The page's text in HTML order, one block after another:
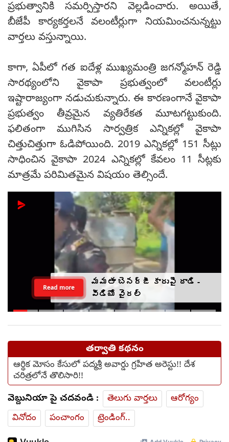
ప్రభుత్వానికి సమర్పిస్తారని వెల్లడించారు. అయితే,
బీజేపీ కార్యకర్తలనే వలంటీర్లుగా నియమించనున్నట్టు
వార్తలు వస్తున్నాయి.
కాగా, ఏపీలో గత ఐదేళ్ల ముఖ్యమంత్రి జగన్మోహన్ రెడ్డి
సారథ్యంలోని వైకాపా ప్రభుత్వంలో వలంటీర్లు
ఇష్టారాజ్యంగా నడుచుకున్నారు. ఈ కారణంగానే వైకాపా
ప్రభుత్వం తీవ్రమైన వ్యతిరేకత మూటగట్టుకుంది.
ఫలితంగా ముగిసిన సార్వత్రిక ఎన్నికల్లో వైకాపా
చిత్తుచిత్తుగా ఓడిపోయింది. 2019 ఎన్నికల్లో 151 సీట్లు
సాధించిన వైకాపా 2024 ఎన్నికల్లో కేవలం 11 సీట్లకు
మాత్రమే పరిమితమైన విషయం తెల్సిందే.
మమతా బెనర్జీ కారుపై దాడి -
వీడియో వైరల్
Read more
తర్వాతి కథనం
ఆర్థిక మోసం కేసులో పద్మశ్రీ అవార్డు గ్రహీత అరెస్టు!! దేశ
చరిత్రలోనే తొలిసారి!!
వెబ్దునియా పై చదవండి : తెలుగు వార్తలు
ఆరోగ్యం
వినోదం
పంచాంగం ట్రెండింగ్..